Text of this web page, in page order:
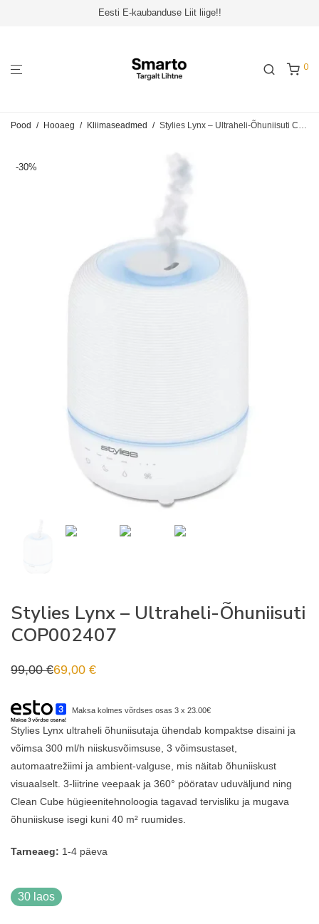
Eesti E-kaubanduse Liit liige!!
0
Pood / Hooaeg / Kliimaseadmed / Stylies Lynx – Ultraheli-Õhuniisuti COP002407
-30%
Stylies Lynx – Ultraheli-Õhuniisuti
COP002407
99,00€
Algne
99,00 €.
69,00 €
Praegune
69,00 €.
Maksa kolmes võrdses osas 3 x 23.00€
Stylies Lynx ultraheli õhuniisutaja ühendab kompaktse disaini ja
võimsa 300 ml/h niiskusvõimsuse, 3 võimsustaset,
automaatrežiimi ja ambient-valguse, mis näitab õhuniiskust
visuaalselt. 3-liitrine veepaak ja 360° pööratav uduväljund ning
Clean Cube hügieenitehnoloogia tagavad tervisliku ja mugava
õhuniiskuse isegi kuni 40 m² ruumides.
Tarneaeg: 1-4 päeva
30 laos